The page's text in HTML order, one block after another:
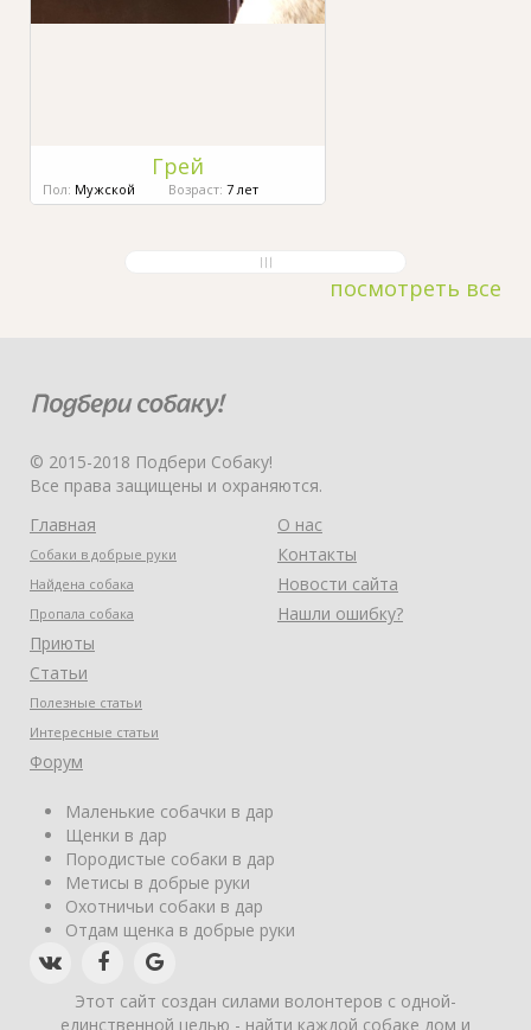
Грей
Пол: Мужской Возраст: 7 лет
посмотреть все
© 2015-2018 Подбери Собаку!
Все права защищены и охраняются.
Главная
Собаки в добрые руки
Найдена собака
Пропала собака
Приюты
Статьи
Полезные статьи
Интересные статьи
Форум
О нас
Контакты
Новости сайта
Нашли ошибку?
Маленькие собачки в дар
Щенки в дар
Породистые собаки в дар
Метисы в добрые руки
Охотничьи собаки в дар
Отдам щенка в добрые руки
Этот сайт создан силами волонтеров с одной-
единственной целью - найти каждой собаке дом и